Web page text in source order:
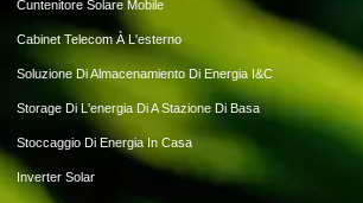
Cuntenitore Solare Mobile
Cabinet Telecom À L'esterno
Soluzione Di Almacenamiento Di Energia I&C
Storage Di L'energia Di A Stazione Di Basa
Stoccaggio Di Energia In Casa
Inverter Solar